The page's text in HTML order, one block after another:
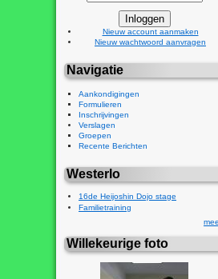
Nieuw account aanmaken
Nieuw wachtwoord aanvragen
Navigatie
Aankondigingen
Formulieren
Inschrijvingen
Verslagen
Groepen
Recente Berichten
Westerlo
16de Heijoshin Dojo stage
Familietraining
Willekeurige foto